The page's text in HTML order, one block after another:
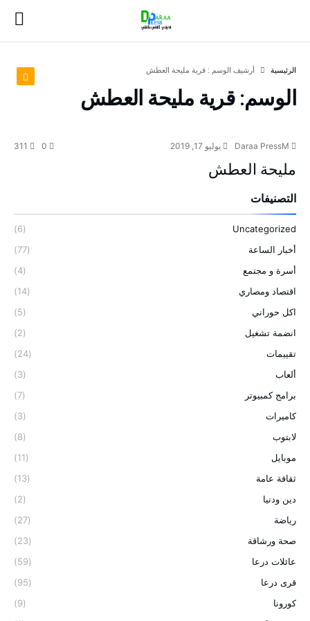
‫الرئيسية‬ ‫أرشيف الوسم :‬ قرية مليحة العطش
الوسم:قرية مليحة العطش
يوليو 17, 2019 311
مليحة العطش
التصنيفات
Uncategorized
(6)
أخبار الساعة
(77)
أسرة و مجتمع
(4)
اقتصاد ومصاري
(14)
اكل حوراني
(5)
انضمة تشغيل
(2)
تقييمات
(24)
ألعاب
(3)
برامج كمبيوتر
(7)
كاميرات
(3)
لابتوب
(8)
موبايل
(11)
ثقافة عامة
(13)
دين ودنيا
(2)
رياضة
(27)
صحة ورشاقة
(23)
عائلات درعا
(59)
قرى درعا
(95)
كورونا
(9)